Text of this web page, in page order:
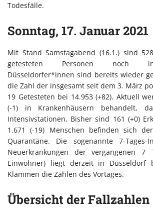
Todesfälle.
Sonntag, 17. Januar 2021
Mit Stand Samstagabend (16.1.) sind
getesteten Personen noch
Düsseldorfer*innen sind bereits wieder
die Zahl der insgesamt seit dem 3. März
19 Getesteten bei 14.953 (+82). Aktuell
(-1) in Krankenhäusern behandelt,
Intensivstationen. Bisher sind 161 (+0)
1.671 (-19) Menschen befinden sich
Quarantäne. Die sogenannte 7-Tages-
Neuerkrankungen der vergangenen 7
Einwohner) liegt derzeit in Düsseldorf
Klammen die Zahlen des Vortages.
Übersicht der Fallzahlen